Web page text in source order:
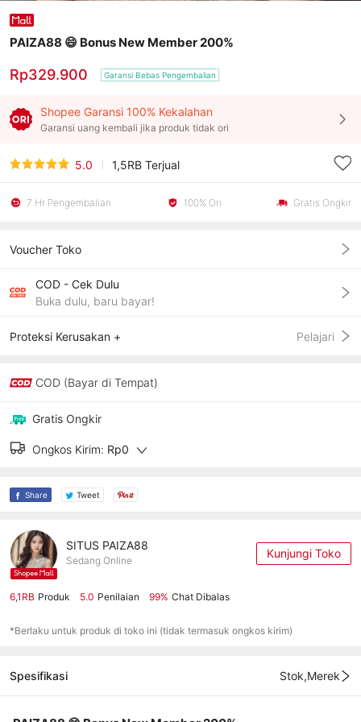
PAIZA88 😄 Bonus New Member 200%
Rp329.900 Garansi Bebas Pengembalian
Shopee Garansi 100% Kekalahan
Garansi uang kembali jika produk tidak ori
5.0 1,5RB Terjual
7 Hr Pengembalian 100% Ori Gratis Ongkir
Voucher Toko
COD - Cek Dulu
Buka dulu, baru bayar!
Proteksi Kerusakan + Pelajari
COD (Bayar di Tempat)
Gratis Ongkir
Ongkos Kirim: Rp0
Share Tweet
SITUS PAIZA88
Sedang Online Kunjungi Toko
6,1RB Produk 5.0 Penilaian 99% Chat Dibalas
*Berlaku untuk produk di toko ini (tidak termasuk ongkos kirim)
Spesifikasi Stok,Merek